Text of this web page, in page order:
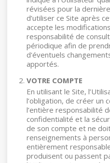
révisées pour la
d’utiliser ce Site après
accepte les
responsabilité de
périodique afin de
d'éventuels
apportés.
VOTRE COMPTE
En utilisant le Site,
l’obligation, de créer un
l’entière responsabilité
confidentialité et la
de son compte et ne
renseignements à
entièrement
produisent ou passent